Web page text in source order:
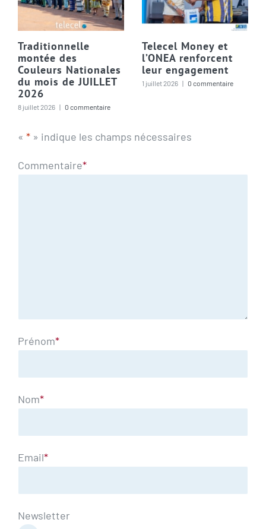
Traditionnelle
montée des
Couleurs Nationales
du mois de JUILLET
2026
8 juillet 2026 | 0 commentaire
Telecel Money et
l’ONEA renforcent
leur engagement
1 juillet 2026 | 0 commentaire
« * » indique les champs nécessaires
Commentaire*
Prénom*
Nom*
Email*
Newsletter